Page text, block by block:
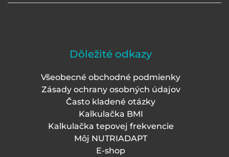
Dôležité odkazy
Všeobecné obchodné podmienky
Zásady ochrany osobných údajov
Často kladené otázky
Kalkulačka BMI
Kalkulačka tepovej frekvencie
Môj NUTRIADAPT
E-shop